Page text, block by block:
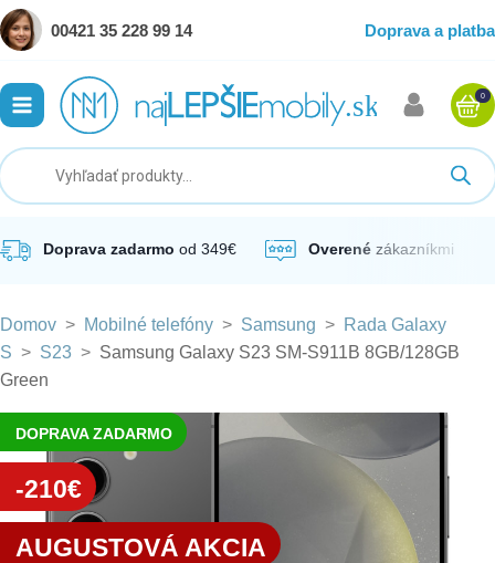
00421 35 228 99 14 Doprava a platba
0
Doprava zadarmo od 349€ Overené zákazníkmi
Domov > Mobilné telefóny > Samsung > Rada Galaxy
S > S23 > Samsung Galaxy S23 SM-S911B 8GB/128GB
Green
DOPRAVA ZADARMO
-210€
AUGUSTOVÁ AKCIA